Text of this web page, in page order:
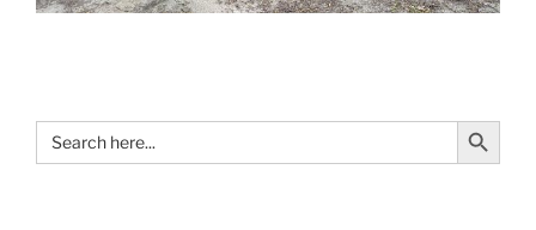
Search
for:
Search Button